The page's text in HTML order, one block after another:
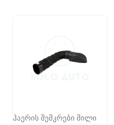
ჰაერის შემკრები მილი